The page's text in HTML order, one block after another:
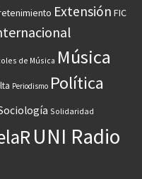
Extensión FIC
de Música Música
Periodismo Política
Solidaridad
UNI Radio